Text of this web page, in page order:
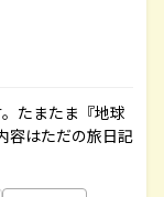
たまたま『地球
容はただの旅日記